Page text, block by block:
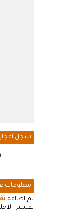
سجل
معلومات
تم اضافة
تفسير